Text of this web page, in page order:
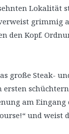
Lokalität
grimmig
den Kopf.
große Steak-
ersten
am Eingang
und weist